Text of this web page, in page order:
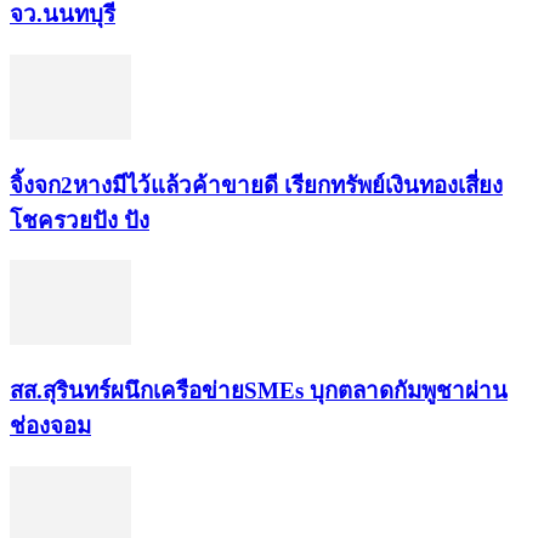
จว.นนทบุรี
จิ้งจก​2​หาง​มีไว้แล้ว​ค้าขาย​ดี​ เรียก​ทรัพย์เงินทอง​เสี่ยง
โชค​รวยปัง​ ปัง​
สส.สุรินทร์ผนึกเครือข่ายSMEs บุกตลาดกัมพูชาผ่าน
ช่องจอม